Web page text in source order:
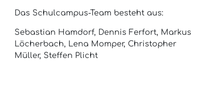
Das Schulcampus-Team besteht aus:
Sebastian Hamdorf, Dennis Ferfort, Markus
Löcherbach, Lena Momper, Christopher
Müller, Steffen Plicht